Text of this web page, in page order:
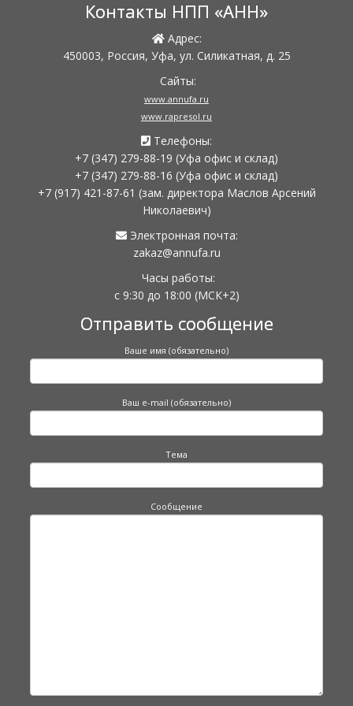
Контакты НПП «АНН»
Адрес:
450003, Россия, Уфа, ул. Силикатная, д. 25
Сайты:
www.annufa.ru
www.rapresol.ru
Телефоны:
+7 (347) 279-88-19 (Уфа офис и склад)
+7 (347) 279-88-16 (Уфа офис и склад)
+7 (917) 421-87-61 (зам. директора Маслов Арсений
Николаевич)
Электронная почта:
zakaz@annufa.ru
Часы работы:
с 9:30 до 18:00 (МСК+2)
Отправить сообщение
Ваше имя (обязательно)
Ваш e-mail (обязательно)
Тема
Сообщение